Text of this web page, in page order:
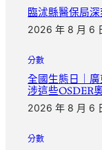
臨沭縣醫保局
2026 年 8 月 6
分數
全國生態日｜
涉這些OSDER
2026 年 8 月 6
分數